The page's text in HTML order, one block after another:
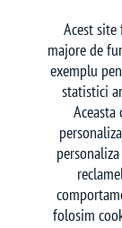
Acest
majore de
exemplu
statistici
folosim